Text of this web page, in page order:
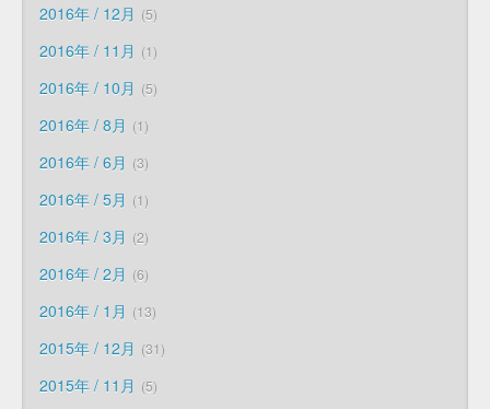
2016年 / 12月 5
2016年 / 11月 1
2016年 / 10月 5
2016年 / 8月 1
2016年 / 6月 3
2016年 / 5月 1
2016年 / 3月 2
2016年 / 2月 6
2016年 / 1月 13
2015年 / 12月 31
2015年 / 11月 5